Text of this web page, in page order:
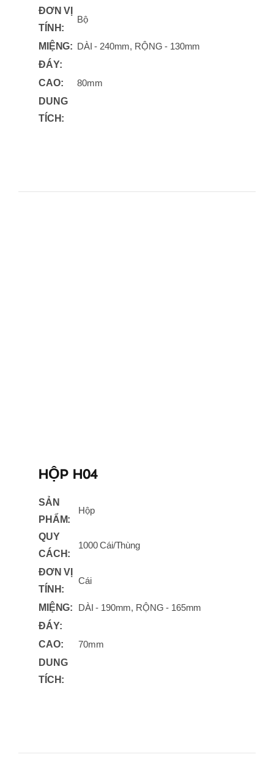
ĐƠN VỊ
TÍNH:
Bộ
MIỆNG: DÀI - 240mm, RỘNG - 130mm
ĐÁY:
CAO:
80mm
DUNG
TÍCH:
HỘP H04
SẢN
PHẨM:
QUY
CÁCH:
Hộp
1000 Cái/Thùng
ĐƠN VỊ
TÍNH:
Cái
MIỆNG:
DÀI - 190mm, RỘNG - 165mm
ĐÁY:
CAO:
70mm
DUNG
TÍCH: